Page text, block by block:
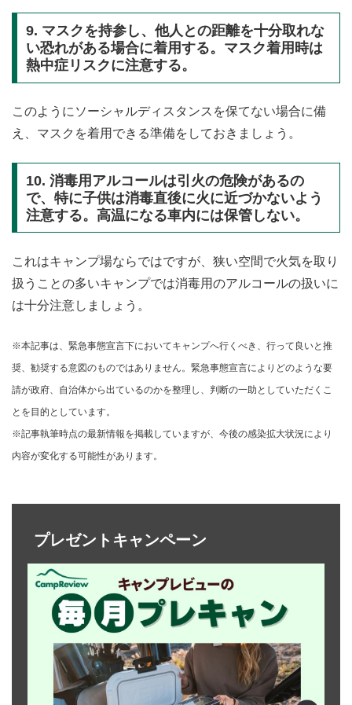
9. マスクを持参し、他人との距離を十分取れな
い恐れがある場合に着用する。マスク着用時は
熱中症リスクに注意する。
このようにソーシャルディスタンスを保てない場合に備
え、マスクを着用できる準備をしておきましょう。
10. 消毒用アルコールは引火の危険があるの
で、特に子供は消毒直後に火に近づかないよう
注意する。高温になる車内には保管しない。
これはキャンプ場ならではですが、狭い空間で火気を取り
扱うことの多いキャンプでは消毒用のアルコールの扱いに
は十分注意しましょう。
※本記事は、緊急事態宣言下においてキャンプへ行くべき、行って良いと推
奨、勧奨する意図のものではありません。緊急事態宣言によりどのような要
請が政府、自治体から出ているのかを整理し、判断の一助としていただくこ
とを目的としています。
※記事執筆時点の最新情報を掲載していますが、今後の感染拡大状況により
内容が変化する可能性があります。
プレゼントキャンペーン